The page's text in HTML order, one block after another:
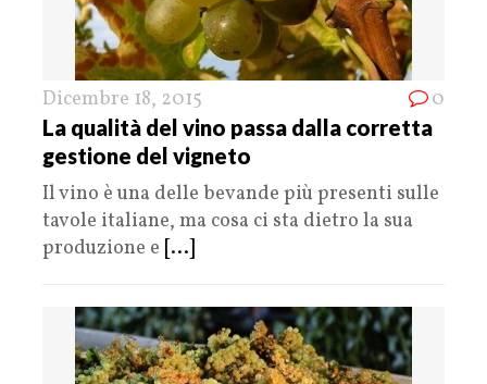
Dicembre 18, 2015 0
La qualità del vino passa dalla corretta
gestione del vigneto
Il vino è una delle bevande più presenti sulle
tavole italiane, ma cosa ci sta dietro la sua
produzione e [...]